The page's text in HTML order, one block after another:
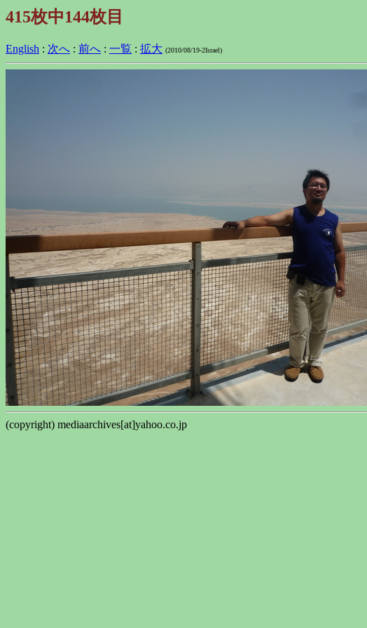
415枚中144枚目
English : 次へ : 前へ : 一覧 : 拡大 (2010/08/19-2Israel)
(copyright) mediaarchives[at]yahoo.co.jp